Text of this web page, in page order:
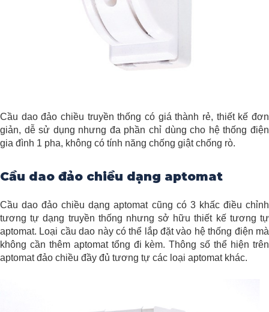
Cầu dao đảo chiều truyền thống có giá thành rẻ, thiết kế đơn
giản, dễ sử dụng nhưng đa phần chỉ dùng cho hệ thống điện
gia đình 1 pha, không có tính năng chống giật chống rò.
Cầu dao đảo chiều dạng aptomat
Cầu dao đảo chiều dạng aptomat cũng có 3 khấc điều chỉnh
tương tự dạng truyền thống nhưng sở hữu thiết kế tương tự
aptomat. Loại cầu dao này có thể lắp đặt vào hệ thống điện mà
không cần thêm aptomat tổng đi kèm. Thông số thể hiện trên
aptomat đảo chiều đầy đủ tương tự các loại aptomat khác.